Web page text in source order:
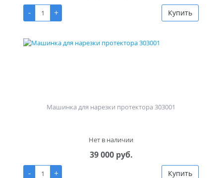
-
+ Купить
Машинка для нарезки протектора 303001
Нет в наличии
39 000 руб.
-
+ Купить